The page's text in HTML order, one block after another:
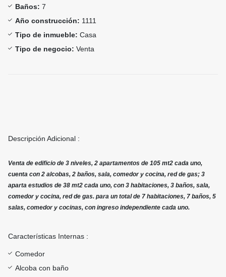
Baños: 7
Año construcción: 1111
Tipo de inmueble: Casa
Tipo de negocio: Venta
Descripción Adicional :
Venta de edificio de 3 niveles, 2 apartamentos de 105 mt2 cada uno,
cuenta con 2 alcobas, 2 baños, sala, comedor y cocina, red de gas; 3
aparta estudios de 38 mt2 cada uno, con 3 habitaciones, 3 baños, sala,
comedor y cocina, red de gas. para un total de 7 habitaciones, 7 baños, 5
salas, comedor y cocinas, con ingreso independiente cada uno.
Características Internas :
Comedor
Alcoba con baño